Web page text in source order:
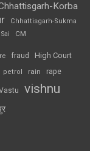
Korba
Chhattisgarh-Sukma
CM
fraud High Court
petrol rain rape
vishnu